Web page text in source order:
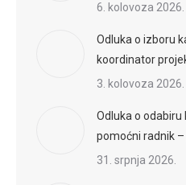
6. kolovoza 2026.
Odluka o izboru
koordinator
3. kolovoza 2026.
Odluka o
pomoćni radnik
31. srpnja 2026.